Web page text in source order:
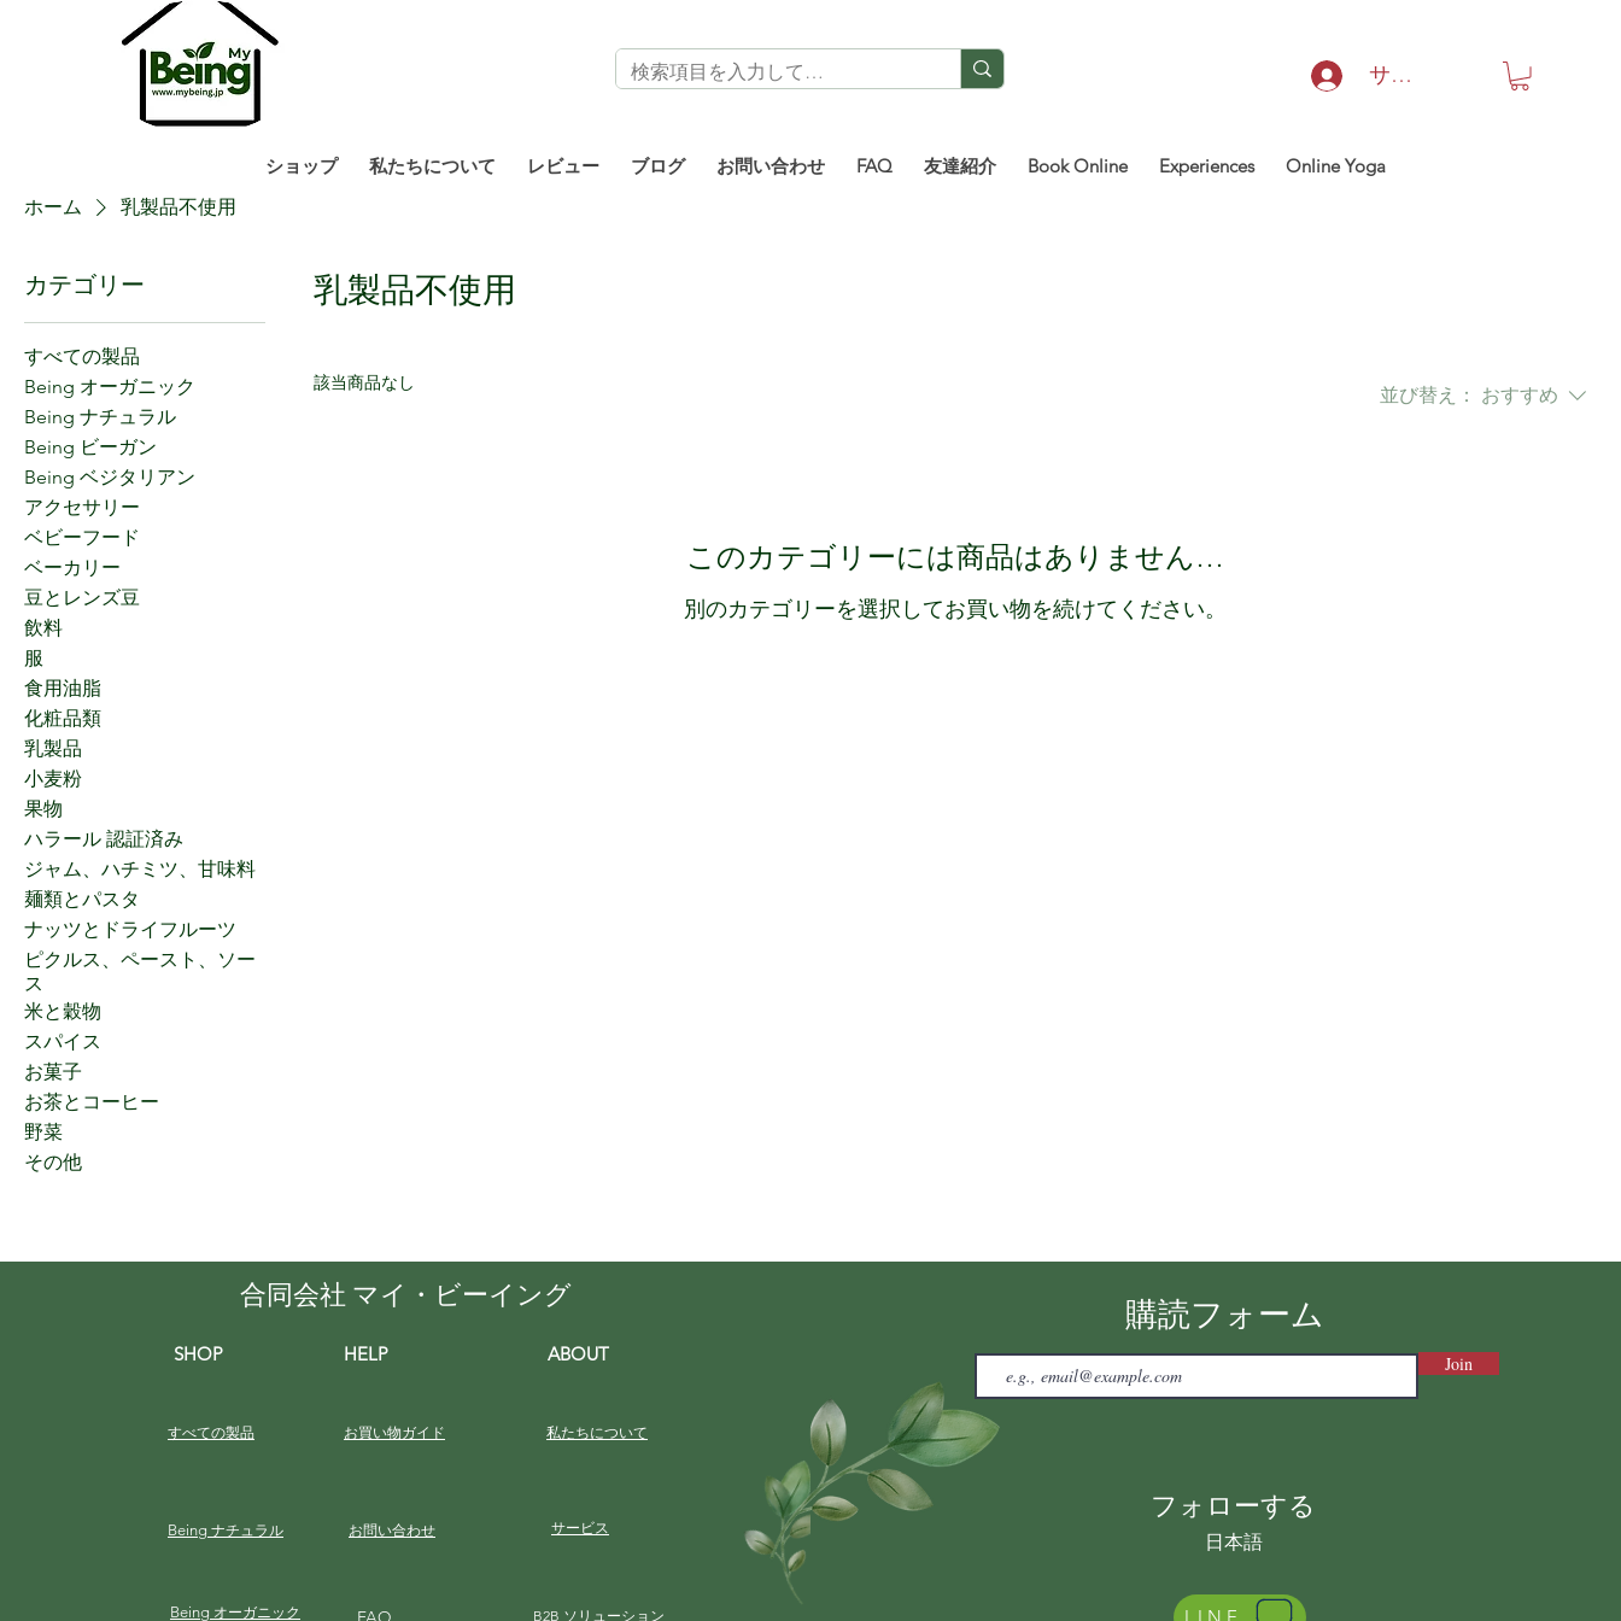
サインイン
ショップ 私たちについて レビュー ブログ お問い合わせ FAQ 友達紹介 Book Online Experiences
Online Yoga
ホーム
乳製品不使用
カテゴリー
すべての製品
Being オーガニック
Being ナチュラル
Being ビーガン
Being ベジタリアン
アクセサリー
ベビーフード
ベーカリー
豆とレンズ豆
飲料
服
食用油脂
化粧品類
乳製品
小麦粉
果物
ハラール 認証済み
ジャム、ハチミツ、甘味料
麺類とパスタ
ナッツとドライフルーツ
ピクルス、ペースト、ソー
ス
米と穀物
スパイス
お菓子
お茶とコーヒー
野菜
その他
乳製品不使用
該当商品なし
並び替え： おすすめ
このカテゴリーには商品はありません…
別のカテゴリーを選択してお買い物を続けてください。
合同会社 マイ・ビーイング
SHOP
すべての製品
HELP
お買い物ガイド
ABOUT
私たちについて
Being ナチュラル お問い合わせ サービス
Being オーガニック B2B ソリューション
購読フォーム
Join
フォローする
日本語